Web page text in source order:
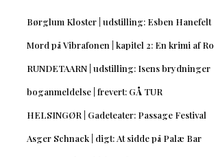
Børglum Kloster | udstilling: Esben Hanefelt
Mord på Vibrafonen | kapitel 2: En krimi af
RUNDETAARN | udstilling: Isens brydninger
boganmeldelse | frevert: GÅ TUR
HELSINGØR | Gadeteater: Passage Festival
Asger Schnack | digt: At sidde på Palæ Bar